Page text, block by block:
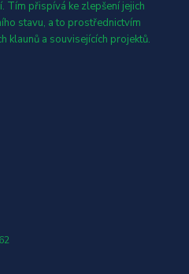
přispívá ke zlepšení jejich
stavu, a to prostřednictvím
klaunů a souvisejících projektů.